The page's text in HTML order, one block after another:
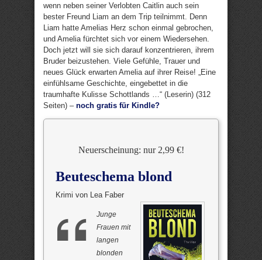
wenn neben seiner Verlobten Caitlin auch sein
bester Freund Liam an dem Trip teilnimmt. Denn
Liam hatte Amelias Herz schon einmal gebrochen,
und Amelia fürchtet sich vor einem Wiedersehen.
Doch jetzt will sie sich darauf konzentrieren, ihrem
Bruder beizustehen. Viele Gefühle, Trauer und
neues Glück erwarten Amelia auf ihrer Reise! „Eine
einfühlsame Geschichte, eingebettet in die
traumhafte Kulisse Schottlands …“ (Leserin) (312
Seiten) – noch gratis für Kindle?
Neuerscheinung: nur 2,99 €!
Beuteschema blond
Krimi von Lea Faber
Junge
Frauen mit
langen
blonden